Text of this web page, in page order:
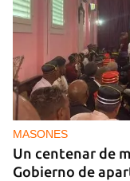
MASONES
Un centenar de
Gobierno de